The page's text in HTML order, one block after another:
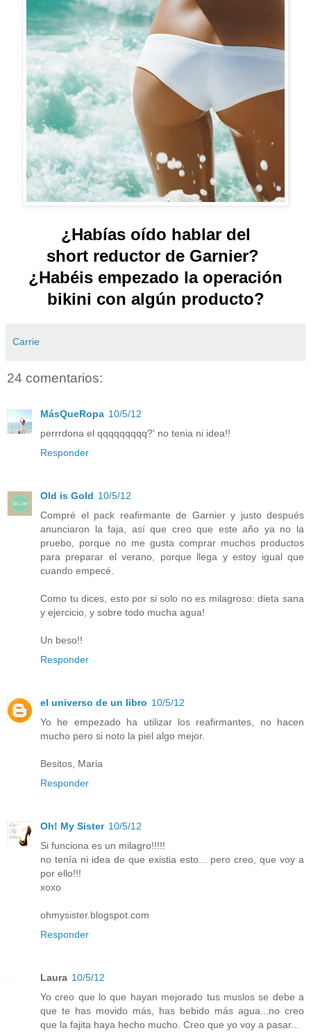
¿Habías oído hablar del
short reductor de Garnier?
¿Habéis empezado la operación
bikini con algún producto?
Carrie
24 comentarios:
MásQueRopa 10/5/12
perrrdona el qqqqqqqqq?' no tenia ni idea!!
Responder
Old is Gold 10/5/12
Compré el pack reafirmante de Garnier y justo después
anunciaron la faja, así que creo que este año ya no la
pruebo, porque no me gusta comprar muchos productos
para preparar el verano, porque llega y estoy igual que
cuando empecé.
Como tu dices, esto por si solo no es milagroso: dieta sana
y ejercicio, y sobre todo mucha agua!
Un beso!!
Responder
el universo de un libro 10/5/12
Yo he empezado ha utilizar los reafirmantes, no hacen
mucho pero si noto la piel algo mejor.
Besitos, Maria
Responder
Oh! My Sister 10/5/12
Si funciona es un milagro!!!!!
no tenía ni idea de que existia esto... pero creo, que voy a
por ello!!!
xoxo
ohmysister.blogspot.com
Responder
Laura 10/5/12
Yo creo que lo que hayan mejorado tus muslos se debe a
que te has movido más, has bebido más agua...no creo
que la fajita haya hecho mucho. Creo que yo voy a pasar...